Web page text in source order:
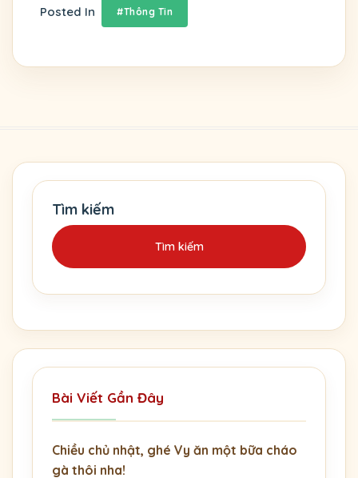
Posted In #Thông Tin
Tìm kiếm
Tìm kiếm
Bài Viết Gần Đây
Chiều chủ nhật, ghé Vy ăn một bữa cháo
gà thôi nha!